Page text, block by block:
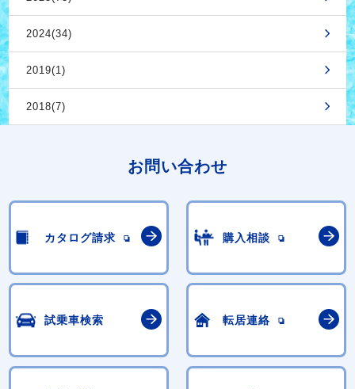
2024(34)
2019(1)
2018(7)
お問い合わせ
カタログ請求 購入相談
試乗車検索 転居連絡